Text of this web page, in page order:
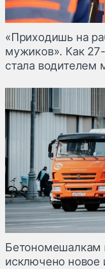
«Приходишь на
мужиков». Как
стала водителем
исключено новое